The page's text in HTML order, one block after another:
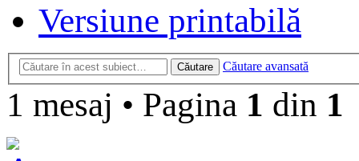
Versiune printabilă
Căutare Căutare avansată
1 mesaj • Pagina 1 din 1